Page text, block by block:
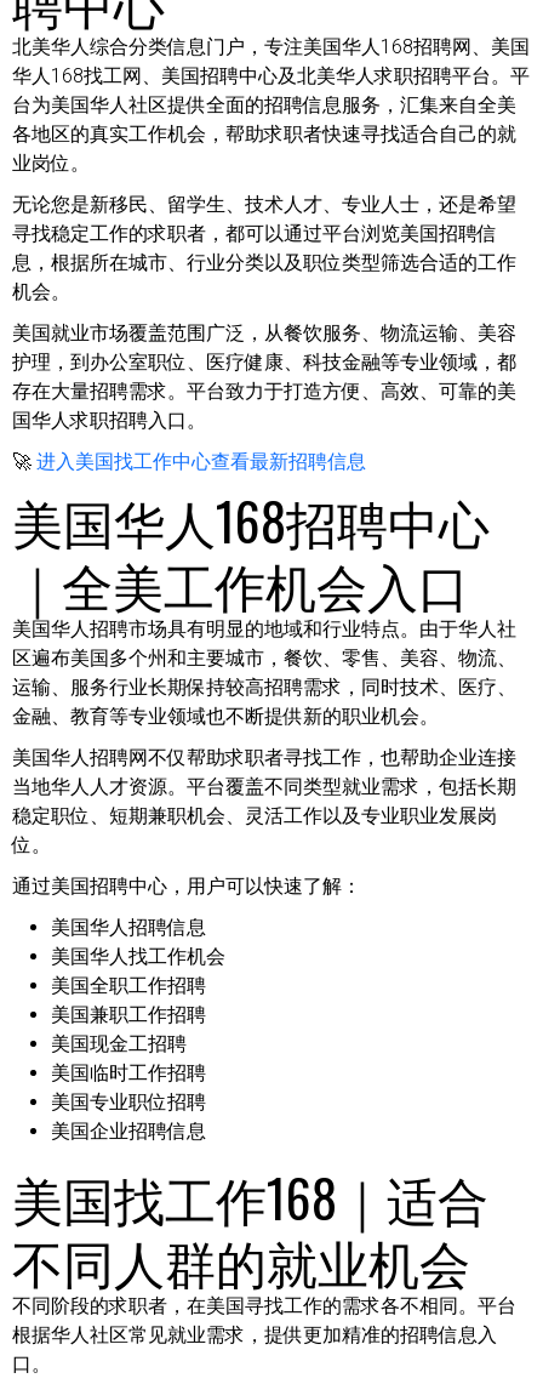
北美华人综合分类信息门户，专注美国华人168招聘网、美国
华人168找工网、美国招聘中心及北美华人求职招聘平台。平
台为美国华人社区提供全面的招聘信息服务，汇集来自全美
各地区的真实工作机会，帮助求职者快速寻找适合自己的就
业岗位。
无论您是新移民、留学生、技术人才、专业人士，还是希望
寻找稳定工作的求职者，都可以通过平台浏览美国招聘信
息，根据所在城市、行业分类以及职位类型筛选合适的工作
机会。
美国就业市场覆盖范围广泛，从餐饮服务、物流运输、美容
护理，到办公室职位、医疗健康、科技金融等专业领域，都
存在大量招聘需求。平台致力于打造方便、高效、可靠的美
国华人求职招聘入口。
🚀 进入美国找工作中心查看最新招聘信息
美国华人168招聘中心
｜全美工作机会入口
美国华人招聘市场具有明显的地域和行业特点。由于华人社
区遍布美国多个州和主要城市，餐饮、零售、美容、物流、
运输、服务行业长期保持较高招聘需求，同时技术、医疗、
金融、教育等专业领域也不断提供新的职业机会。
美国华人招聘网不仅帮助求职者寻找工作，也帮助企业连接
当地华人人才资源。平台覆盖不同类型就业需求，包括长期
稳定职位、短期兼职机会、灵活工作以及专业职业发展岗
位。
通过美国招聘中心，用户可以快速了解：
美国华人招聘信息
美国华人找工作机会
美国全职工作招聘
美国兼职工作招聘
美国现金工招聘
美国临时工作招聘
美国专业职位招聘
美国企业招聘信息
美国找工作168｜适合
不同人群的就业机会
不同阶段的求职者，在美国寻找工作的需求各不相同。平台
根据华人社区常见就业需求，提供更加精准的招聘信息入
口。